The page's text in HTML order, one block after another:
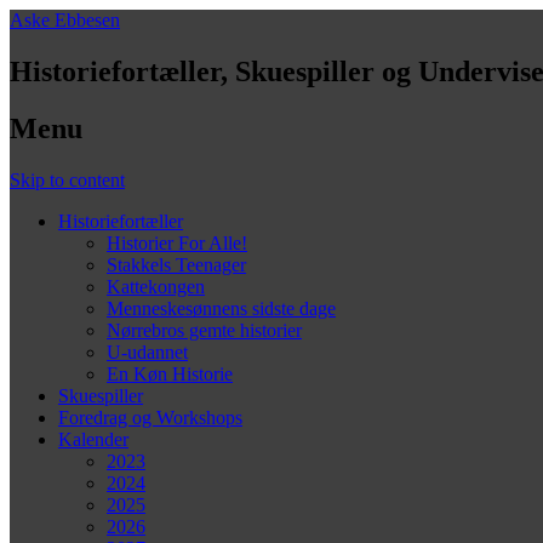
Aske Ebbesen
Historiefortæller, Skuespiller og
Menu
Skip to content
Historiefortæller
Historier For Alle!
Stakkels Teenager
Kattekongen
Menneskesønnens sidste dage
Nørrebros gemte historier
U-udannet
En Køn Historie
Skuespiller
Foredrag og Workshops
Kalender
2023
2024
2025
2026